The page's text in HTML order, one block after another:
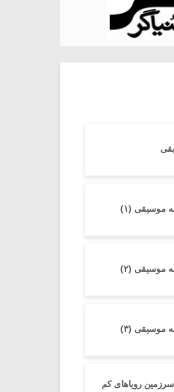
موسیقی (۱)
موسیقی (۲)
موسیقی (۳)
سرزمین رویاهای کم